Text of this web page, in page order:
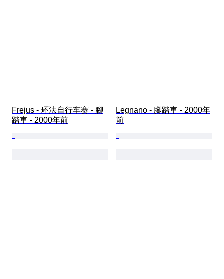
Frejus - 环法自行车赛 - 腳
踏車 - 2000年前
Legnano - 腳踏車 - 2000年
前